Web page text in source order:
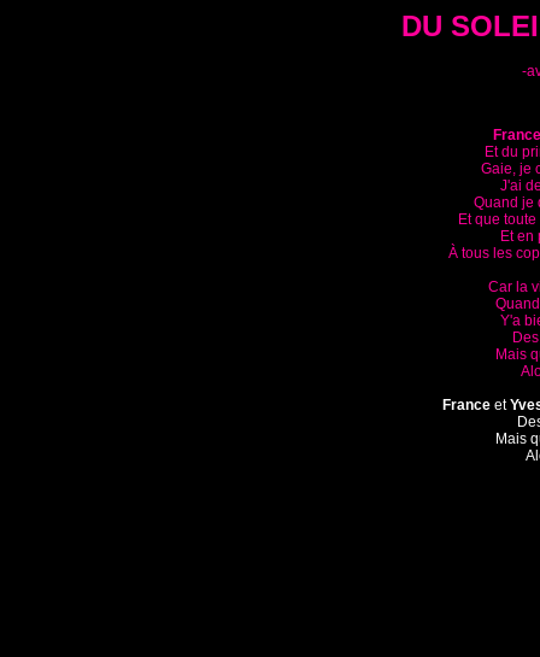
DU
-
France
Et du
Gaie, je
J'ai
Quand je
Et que
Et en
À tous les
Car la
Y'a
Mais
France et
Mais